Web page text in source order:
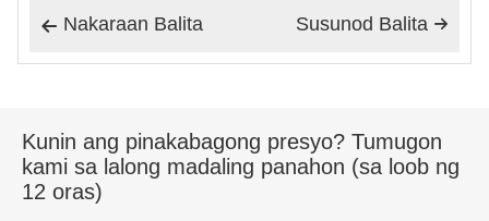
 Nakaraan Balita 
Susunod Balita
Kunin ang pinakabagong presyo? Tumugon
kami sa lalong madaling panahon (sa loob ng
12 oras)